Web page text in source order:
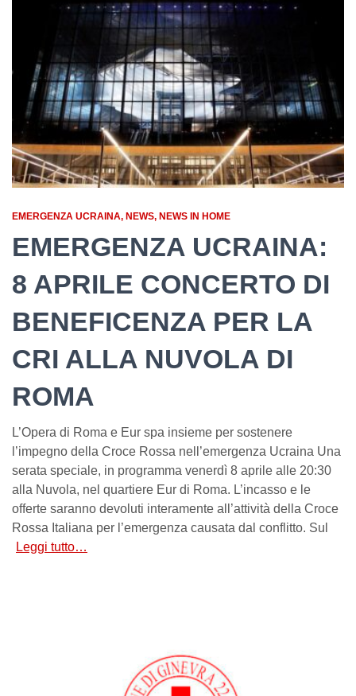
EMERGENZA UCRAINA NEWS NEWS IN HOME
EMERGENZA UCRAINA:
8 APRILE CONCERTO DI
BENEFICENZA PER LA
CRI ALLA NUVOLA DI
ROMA
L’Opera di Roma e Eur spa insieme per sostenere
l’impegno della Croce Rossa nell’emergenza Ucraina Una
serata speciale, in programma venerdì 8 aprile alle 20:30
alla Nuvola, nel quartiere Eur di Roma. L’incasso e le
offerte saranno devoluti interamente all’attività della Croce
Rossa Italiana per l’emergenza causata dal conflitto. Sul
Leggi tutto…